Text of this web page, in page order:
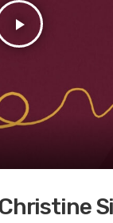
play_arrow